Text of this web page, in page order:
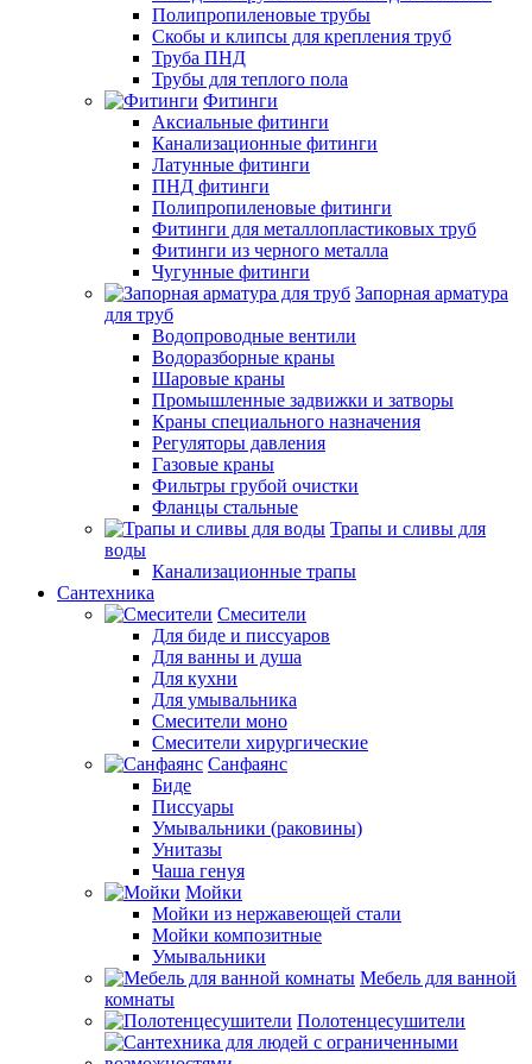
Полипропиленовые трубы
Скобы и клипсы для крепления труб
Труба ПНД
Трубы для теплого пола
Фитинги
Аксиальные фитинги
Канализационные фитинги
Латунные фитинги
ПНД фитинги
Полипропиленовые фитинги
Фитинги для металлопластиковых труб
Фитинги из черного металла
Чугунные фитинги
Запорная арматура
для труб
Водопроводные вентили
Водоразборные краны
Шаровые краны
Промышленные задвижки и затворы
Краны специального назначения
Регуляторы давления
Газовые краны
Фильтры грубой очистки
Фланцы стальные
Трапы и сливы для
воды
Канализационные трапы
Сантехника
Смесители
Для биде и писсуаров
Для ванны и душа
Для кухни
Для умывальника
Смесители моно
Смесители хирургические
Санфаянс
Биде
Писсуары
Умывальники (раковины)
Унитазы
Чаша генуя
Мойки
Мойки из нержавеющей стали
Мойки композитные
Умывальники
Мебель для ванной
комнаты
Полотенцесушители